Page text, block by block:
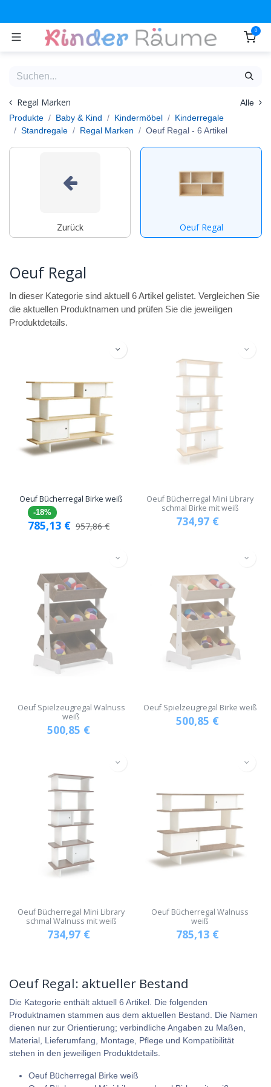
0
Regal Marken
Alle
Produkte
Baby & Kind Kindermöbel
Kinderregale
Standregale
Regal Marken Oeuf Regal - 6 Artikel
Zurück Oeuf Regal
Oeuf Regal
In dieser Kategorie sind aktuell 6 Artikel gelistet. Vergleichen Sie
die aktuellen Produktnamen und prüfen Sie die jeweiligen
Produktdetails.
Oeuf Bücherregal Birke weiß
-18%
785,13 € 957,86€
Oeuf Bücherregal Mini Library
schmal Birke mit weiß
734,97 €
Oeuf Spielzeugregal Walnuss
weiß
500,85 €
Oeuf Spielzeugregal Birke weiß
500,85 €
Oeuf Bücherregal Mini Library
schmal Walnuss mit weiß
734,97 €
Oeuf Bücherregal Walnuss
weiß
785,13 €
Oeuf Regal: aktueller Bestand
Die Kategorie enthält aktuell 6 Artikel. Die folgenden
Produktnamen stammen aus dem aktuellen Bestand. Die Namen
dienen nur zur Orientierung; verbindliche Angaben zu Maßen,
Material, Lieferumfang, Montage, Pflege und Kompatibilität
stehen in den jeweiligen Produktdetails.
Oeuf Bücherregal Birke weiß